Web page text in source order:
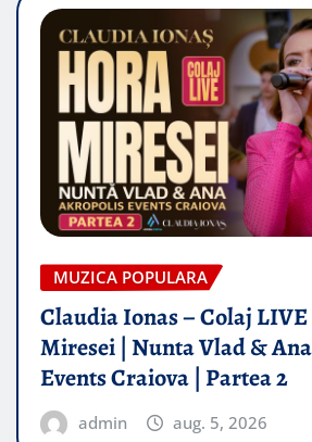
MUZICA POPULARA
Claudia Ionas – Colaj
Miresei | Nunta Vlad &
Events Craiova | Partea 2
admin aug. 5, 2026